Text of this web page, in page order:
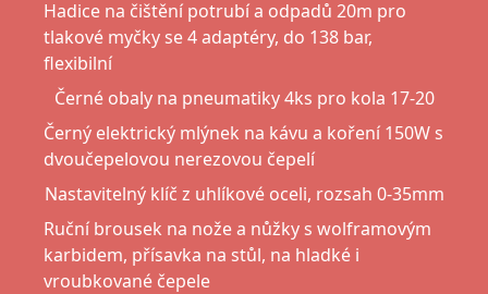
Hadice na čištění potrubí a odpadů 20m pro
tlakové myčky se 4 adaptéry, do 138 bar,
flexibilní
Černé obaly na pneumatiky 4ks pro kola 17-20
Černý elektrický mlýnek na kávu a koření 150W s
dvoučepelovou nerezovou čepelí
Nastavitelný klíč z uhlíkové oceli, rozsah 0-35mm
Ruční brousek na nože a nůžky s wolframovým
karbidem, přísavka na stůl, na hladké i
vroubkované čepele